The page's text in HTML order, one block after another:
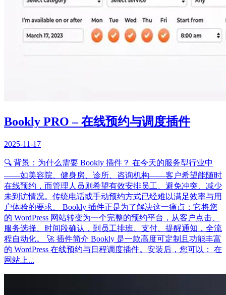
Bookly PRO – 在线预约与调度插件
2025-11-17
🔍 背景：为什么需要 Bookly 插件？ 在今天的服务型行业中
——如美容院、健身房、诊所、咨询机构——客户希望能随时
在线预约，而管理人员则希望有效安排员工、避免冲突、减少
未到访情况。传统电话或手动预约方式已经难以满足效率与用
户体验的要求。 Bookly 插件正是为了解决这一痛点：它将您
的 WordPress 网站转变为一个完整的预约平台，从客户点击、
服务选择、时间段确认，到员工排班、支付、提醒通知，全流
程自动化。 🚀 插件简介 Bookly 是一款高度可定制且功能丰富
的 WordPress 在线预约与日程调度插件。安装后，您可以： 在
网站上...